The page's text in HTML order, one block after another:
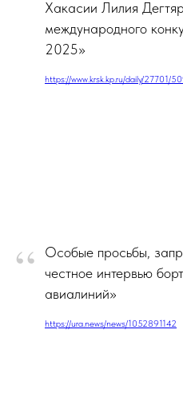
Хакасии Лилия
международного
2025»
https://www.krsk.kp.ru/daily/27701/
“
Особые просьбы,
честное интервью
авиалиний»
https://ura.news/news/1052891142